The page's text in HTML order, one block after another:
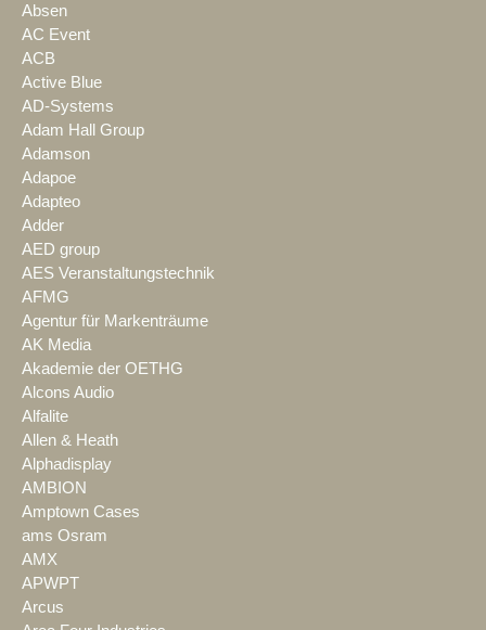
Absen
AC Event
ACB
Active Blue
AD-Systems
Adam Hall Group
Adamson
Adapoe
Adapteo
Adder
AED group
AES Veranstaltungstechnik
AFMG
Agentur für Markenträume
AK Media
Akademie der OETHG
Alcons Audio
Alfalite
Allen & Heath
Alphadisplay
AMBION
Amptown Cases
ams Osram
AMX
APWPT
Arcus